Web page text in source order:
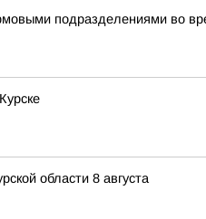
подразделениями во
области 8 августа